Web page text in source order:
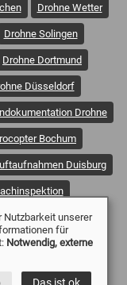
Drohne Wetter
Drohne Solingen
Drohne Dortmund
Düsseldorf
Drohne
Bochum
Duisburg
Drohne
Brandinspektion
Drohne Menden
Nutzbarkeit unserer
für
Notwendig, externe